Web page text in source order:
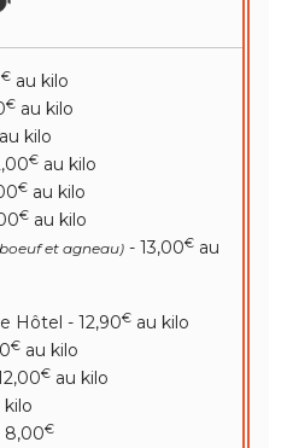
€ au kilo
€ au kilo
au kilo
€ au kilo
€ au kilo
€ au kilo
et agneau) - 13,00€ au
Hôtel - 12,90€ au kilo
€ au kilo
€ au kilo
kilo
8,00€